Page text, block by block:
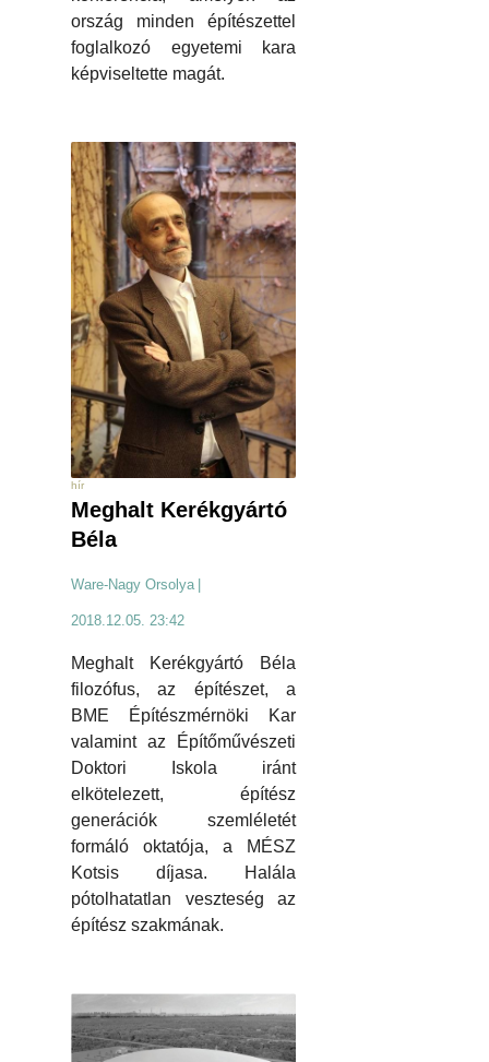
ország minden építészettel
foglalkozó egyetemi kara
képviseltette magát.
hír
Meghalt Kerékgyártó
Béla
Ware-Nagy Orsolya
2018.12.05. 23:42
Meghalt Kerékgyártó Béla
filozófus, az építészet, a
BME Építészmérnöki Kar
valamint az Építőművészeti
Doktori Iskola iránt
elkötelezett, építész
generációk szemléletét
formáló oktatója, a MÉSZ
Kotsis díjasa. Halála
pótolhatatlan veszteség az
építész szakmának.